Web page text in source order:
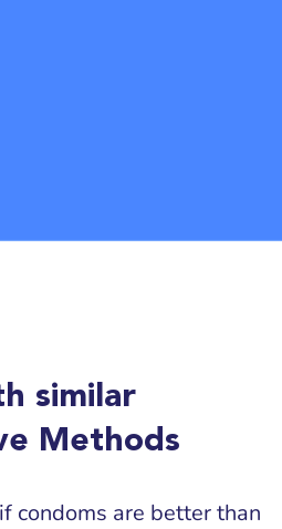
similar
Methods
condoms are better than